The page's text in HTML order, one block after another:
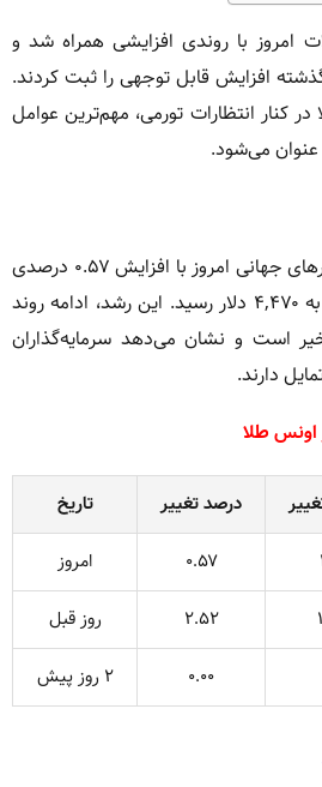
امروز با روندی افزایشی همراه شد و
افزایش قابل توجهی را ثبت کردند.
کنار انتظارات تورمی، مهم‌ترین عوامل
عنوان می‌شود.
قیمت هر اونس طلا در بازارهای جهانی امروز با افزایش ۰.۵۷ درصدی
همراه شد و از ۴,۴۴۵ دلار به ۴,۴۷۰ دلار رسید. این رشد، ادامه روند
است و نشان می‌دهد سرمایه‌گذاران
دارند.
درصد تغییر
تاریخ
۰.۵۷
امروز
۲.۵۲
روز قبل
۰.۰۰ ۲ روز پیش